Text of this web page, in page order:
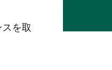
を取